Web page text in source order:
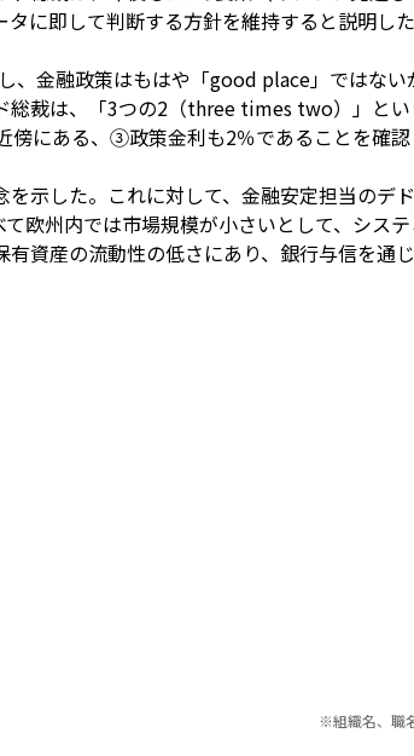
に即して判断する方針を維持すると説明した
金融政策はもはや「good place」ではない
総裁は、「3つの2（three times two）」と
にある、③政策金利も2％であることを確認
示した。これに対して、金融安定担当のデ
欧州内では市場規模が小さいとして、シス
資産の流動性の低さにあり、銀行与信を通
※組織名、職